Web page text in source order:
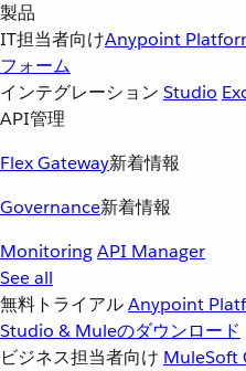
製品
IT担当者向けAnypoint
フォーム
インテグレーション Studio
API管理
Flex Gateway新着情報
Governance新着情報
MonitoringAPI Manager
See all
無料トライアルAnypoint
Studio & Muleのダウンロード
ビジネス担当者向け MuleSoft